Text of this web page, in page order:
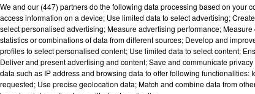
We and our (447) partnersdo the following data processing based on your
access information on a device; Use limited data to select advertising;
select personalised advertising; Measure advertising performance;
statistics or combinations of data from different sources; Develop and
profiles to select personalised content; Use limited data to select content;
Deliver and present advertising and content; Save and communicate
data such as IP address and browsing data to offer following functionalities:
requested; Use precise geolocation data; Match and combine data from